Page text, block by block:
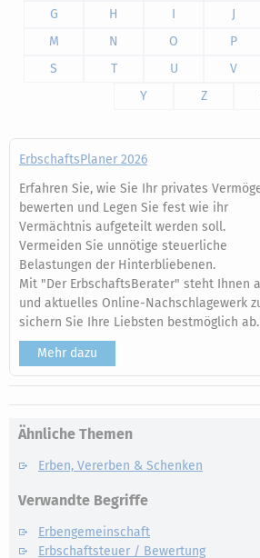
G
H I J
M
N O P
S
T U V
Y
Z
ErbschaftsPlaner 2026
Erfahren Sie, wie Sie Ihr privates
bewerten und Legen Sie fest wie ihr
Vermächtnis aufgeteilt werden soll.
Vermeiden Sie unnötige steuerliche
Belastungen der Hinterbliebenen.
Mit "Der ErbschaftsBerater" steht Ihnen
und aktuelles Online-Nachschlagewerk
sichern Sie Ihre Liebsten bestmöglich ab.
Mehr dazu
Ähnliche Themen
Erben, Vererben & Schenken
Verwandte Begriffe
Erbengemeinschaft
Erbschaftsteuer / Bewertung